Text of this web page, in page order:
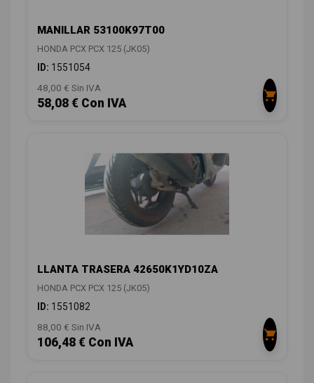
MANILLAR 53100K97T00
HONDA PCX PCX 125 (JK05)
ID: 1551054
48,00 € Sin IVA
58,08 € Con IVA
LLANTA TRASERA 42650K1YD10ZA
HONDA PCX PCX 125 (JK05)
ID: 1551082
88,00 € Sin IVA
106,48 € Con IVA